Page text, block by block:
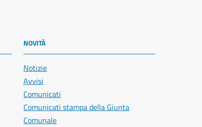
NOVITÀ
Notizie
Avvisi
Comunicati
Comunicati stampa della Giunta
Comunale